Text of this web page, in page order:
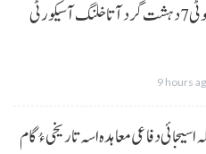
وزیراعلیٰ بلوچستان میر سرفراز بگٹی نا ہنگو ٹی 7 دہشت گرد آتا خلنگ آ سیکورٹی
9 hours
دفاعی معاہدہ اسہ تاریخی ءُ گام